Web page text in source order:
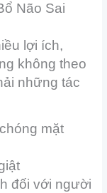
Não Sai
lợi ích,
không theo
những tác
mặt
đối với người